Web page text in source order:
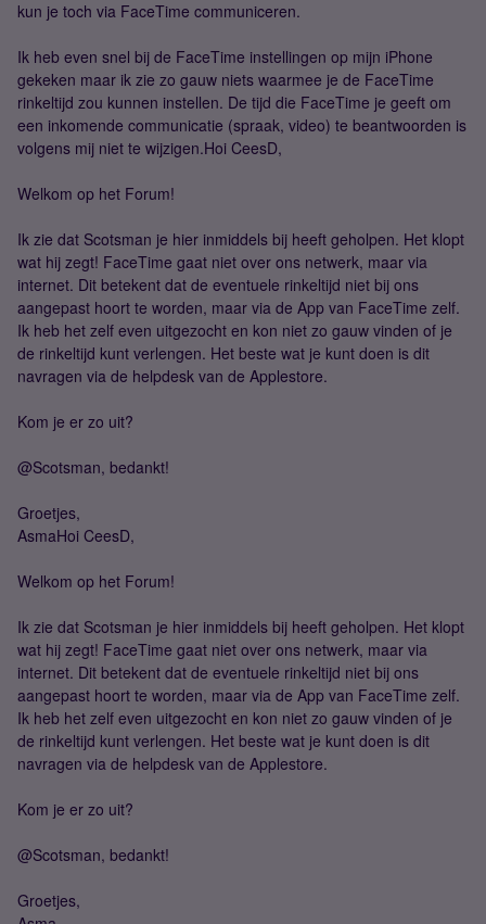
kun je toch via FaceTime communiceren.
Ik heb even snel bij de FaceTime instellingen op mijn iPhone
gekeken maar ik zie zo gauw niets waarmee je de FaceTime
rinkeltijd zou kunnen instellen. De tijd die FaceTime je geeft om
een inkomende communicatie (spraak, video) te beantwoorden is
volgens mij niet te wijzigen.Hoi CeesD,
Welkom op het Forum!
Ik zie dat Scotsman je hier inmiddels bij heeft geholpen. Het klopt
wat hij zegt! FaceTime gaat niet over ons netwerk, maar via
internet. Dit betekent dat de eventuele rinkeltijd niet bij ons
aangepast hoort te worden, maar via de App van FaceTime zelf.
Ik heb het zelf even uitgezocht en kon niet zo gauw vinden of je
de rinkeltijd kunt verlengen. Het beste wat je kunt doen is dit
navragen via de helpdesk van de Applestore.
Kom je er zo uit?
@Scotsman, bedankt!
Groetjes,
AsmaHoi CeesD,
Welkom op het Forum!
Ik zie dat Scotsman je hier inmiddels bij heeft geholpen. Het klopt
wat hij zegt! FaceTime gaat niet over ons netwerk, maar via
internet. Dit betekent dat de eventuele rinkeltijd niet bij ons
aangepast hoort te worden, maar via de App van FaceTime zelf.
Ik heb het zelf even uitgezocht en kon niet zo gauw vinden of je
de rinkeltijd kunt verlengen. Het beste wat je kunt doen is dit
navragen via de helpdesk van de Applestore.
Kom je er zo uit?
@Scotsman, bedankt!
Groetjes,